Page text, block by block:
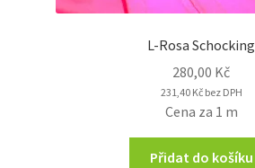
L-Rosa Schocking
280,00 Kč
231,40 Kčbez DPH
Cena za 1 m
Přidat do košíku